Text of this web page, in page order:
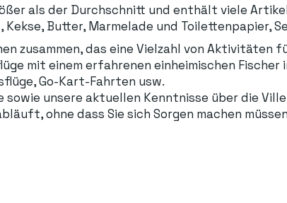
als der Durchschnitt und enthält viele
Kekse, Butter, Marmelade und Toilettenpapier,
zusammen, das eine Vielzahl von Aktivitäten
mit einem erfahrenen einheimischen Fischer
Go-Kart-Fahrten usw.
unsere aktuellen Kenntnisse über die
ohne dass Sie sich Sorgen machen